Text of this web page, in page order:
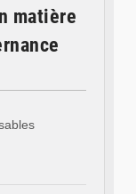
matière